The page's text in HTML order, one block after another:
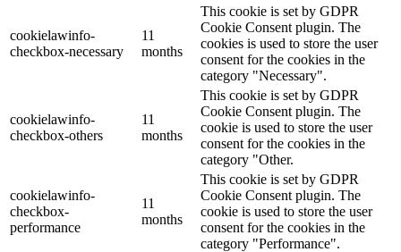
cookielawinfo-
checkbox-necessary
11
months
This cookie is set by GDPR
Cookie Consent plugin. The
cookies is used to store the user
consent for the cookies in the
category "Necessary".
cookielawinfo-
checkbox-others
11
months
This cookie is set by GDPR
Cookie Consent plugin. The
cookie is used to store the user
consent for the cookies in the
category "Other.
cookielawinfo-
checkbox-
performance
11
months
This cookie is set by GDPR
Cookie Consent plugin. The
cookie is used to store the user
consent for the cookies in the
category "Performance".